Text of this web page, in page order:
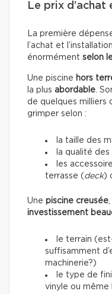
Le prix d’achat
La première
l’achat et
énormément selon
Une piscine hors
la plus abordable.
de quelques milliers
grimper selon :
la taille des
la qualité
les
terrasse ( deck)
Une piscine creusée
investissement
le terrain
suffisamment
machinerie?)
le type de
vinyle ou même